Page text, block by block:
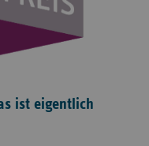
ist eigentlich